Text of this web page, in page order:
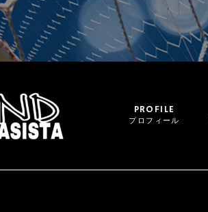
PROFILE
プロフィール